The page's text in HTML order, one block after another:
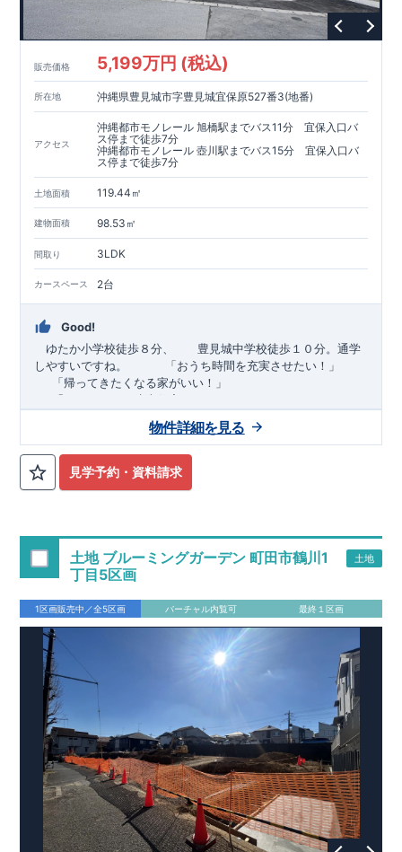
販売価格 5,199万円 (税込)
所在地 沖縄県豊見城市字豊見城宜保原527番3(地番)
アクセス
沖縄都市モノレール 旭橋駅までバス11分 宜保入口バ
ス停まで徒歩7分
沖縄都市モノレール 壺川駅までバス15分 宜保入口バ
ス停まで徒歩7分
土地面積 119.44㎡
建物面積 98.53㎡
間取り 3LDK
カースペース 2台
Good!
ゆたか小学校徒歩８分、 豊見城中学校徒歩１０分。通学
しやすいですね。
「おうち時間を充実させたい！」
「帰ってきたくなる家がいい！」
「おしゃれなら建売住宅もありかも！」
TEL:098-860-2201（火・水曜日定休日、年末年始休み）
■オプションではありません！全棟標準搭載
ム・ガス衣類乾燥機・食洗器・宅配ボックス・玄関電子キー・
成材にヒノキを使用しております！
■長期優良住宅もっと詳しく
「いい家を作って、きちんと手
7つの厳しい技術基準をクリアした物件だけが認定を受けられる
長期優良住宅。
長期優良住宅として認定を受けるためには、国が定めた下記7つ
の技術基準をクリアする必要があります。東栄住宅は全棟でク
リア！①耐震性②劣化対策③維持管理性④住戸面積⑤省エネル
ギー性⑥居住環境⑦維持保全管理
そのほかの魅力として、住宅ローン金利優遇、固定資産税の減
税、中古市場での売却時にも有利です。
住宅性能評価ダブル
取得
「設計」と「建設」のダブルで性
能を評価されています！図面を第三者機関へ提出します。外部
評価委員が建設中に3回、竣工時に1回の現場検査が行われま
す。構造の安定、劣化の軽減、維持管理への配慮、温熱環境・
エネルギー消費量（断熱等性能）の必須4分野、空気環境で、最
高等級取得！ ■ 耐震等級3 もっと詳しく 東栄住宅の建物
は、国が定めた耐震最高等級3を取得。建築基準法に定められ
た、｢数百年に一度発生する地震に対して、倒壊、崩壊しない｣
という基準から、さらに1.5倍の耐震力を達成しています。
当社こだわりの空間アイディアをショート動画で
ご紹介しています。ここをクリック
見学予約・資料請求
物件詳細を見る
土地 ブルーミングガーデン 町田市鶴川1
丁目5区画
土地
1区画販売中／全5区画 バーチャル内覧可 最終１区画